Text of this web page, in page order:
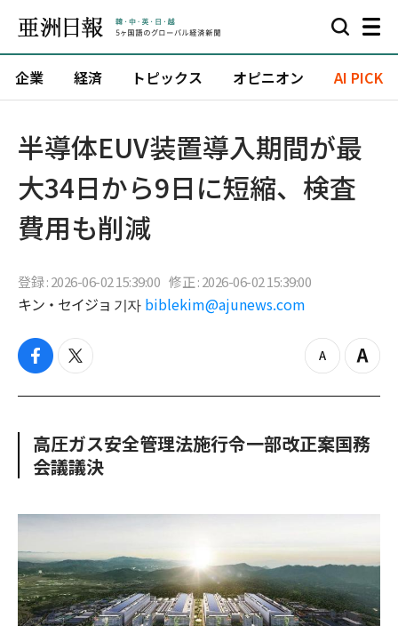
企業 経済 トピックス オピニオン AI PICK
半導体EUV装置導入期間が最
大34日から9日に短縮、検査
費用も削減
登録 : 2026-06-02 15:39:00 修正 : 2026-06-02 15:39:00
キン・セイジョ 기자 biblekim@ajunews.com
f
c
o
o
k
t
i
e
r
z
o
u
Z
o
n
高圧ガス安全管理法施行令一部改正案国務
会議議決